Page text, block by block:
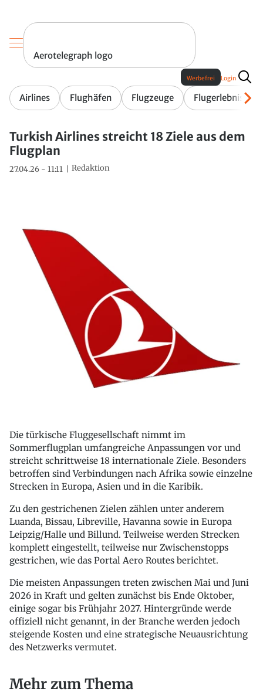
Aerotelegraph logo
Airlines Flughäfen Flugzeuge Flugerlebnis
Werbefrei Login
Turkish Airlines streicht 18 Ziele aus dem
Flugplan
27.04.26 - 11:11 Redaktion
Die türkische Fluggesellschaft nimmt im
Sommerflugplan umfangreiche Anpassungen vor und
streicht schrittweise 18 internationale Ziele. Besonders
betroffen sind Verbindungen nach Afrika sowie einzelne
Strecken in Europa, Asien und in die Karibik.
Zu den gestrichenen Zielen zählen unter anderem
Luanda, Bissau, Libreville, Havanna sowie in Europa
Leipzig/Halle und Billund. Teilweise werden Strecken
komplett eingestellt, teilweise nur Zwischenstopps
gestrichen, wie das Portal Aero Routes berichtet.
Die meisten Anpassungen treten zwischen Mai und Juni
2026 in Kraft und gelten zunächst bis Ende Oktober,
einige sogar bis Frühjahr 2027. Hintergründe werde
offiziell nicht genannt, in der Branche werden jedoch
steigende Kosten und eine strategische Neuausrichtung
des Netzwerks vermutet.
Mehr zum Thema